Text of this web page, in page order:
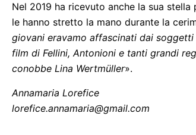
Nel 2019 ha ricevuto anche la sua stella
le hanno stretto la mano durante la
giovani eravamo affascinati dai
film di Fellini, Antonioni e tanti grandi
conobbe Lina Wertmüller».
Annamaria Lorefice
lorefice.annamaria@gmail.com